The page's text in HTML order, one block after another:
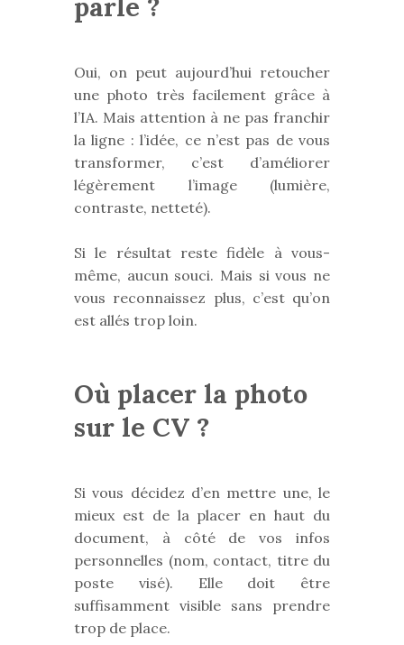
Oui, on peut aujourd’hui retoucher
une photo très facilement grâce à
l’IA. Mais attention à ne pas franchir
la ligne : l’idée, ce n’est pas de vous
transformer, c’est d’améliorer
légèrement l’image (lumière,
contraste, netteté).
Si le résultat reste fidèle à vous-
même, aucun souci. Mais si vous ne
vous reconnaissez plus, c’est qu’on
est allés trop loin.
Où placer la photo
sur le CV ?
Si vous décidez d’en mettre une, le
mieux est de la placer en haut du
document, à côté de vos infos
personnelles (nom, contact, titre du
poste visé). Elle doit être
suffisamment visible sans prendre
trop de place.